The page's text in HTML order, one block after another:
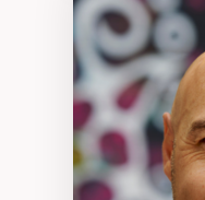
Expertises
Discours sur
Mosquées,
urbain
Design
Patrimoine
Études
savoirs